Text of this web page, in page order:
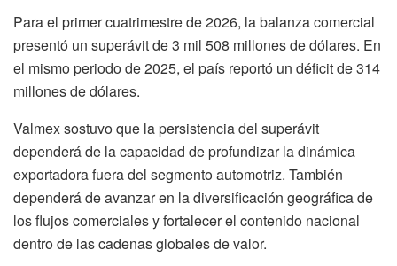
Para el primer cuatrimestre de 2026, la balanza comercial
presentó un superávit de 3 mil 508 millones de dólares. En
el mismo periodo de 2025, el país reportó un déficit de 314
millones de dólares.
Valmex sostuvo que la persistencia del superávit
dependerá de la capacidad de profundizar la dinámica
exportadora fuera del segmento automotriz. También
dependerá de avanzar en la diversificación geográfica de
los flujos comerciales y fortalecer el contenido nacional
dentro de las cadenas globales de valor.